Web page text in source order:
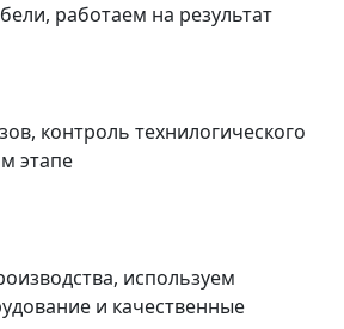
работаем на результат
контроль технилогического
этапе
используем
и качественные